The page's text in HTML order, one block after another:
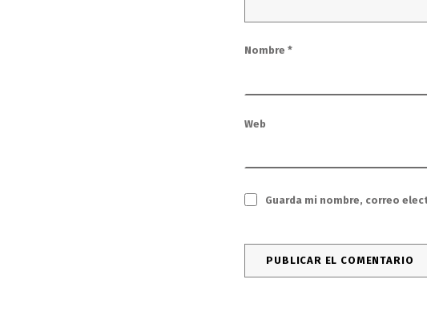
Nombre*
Web
Guarda mi nombre, correo